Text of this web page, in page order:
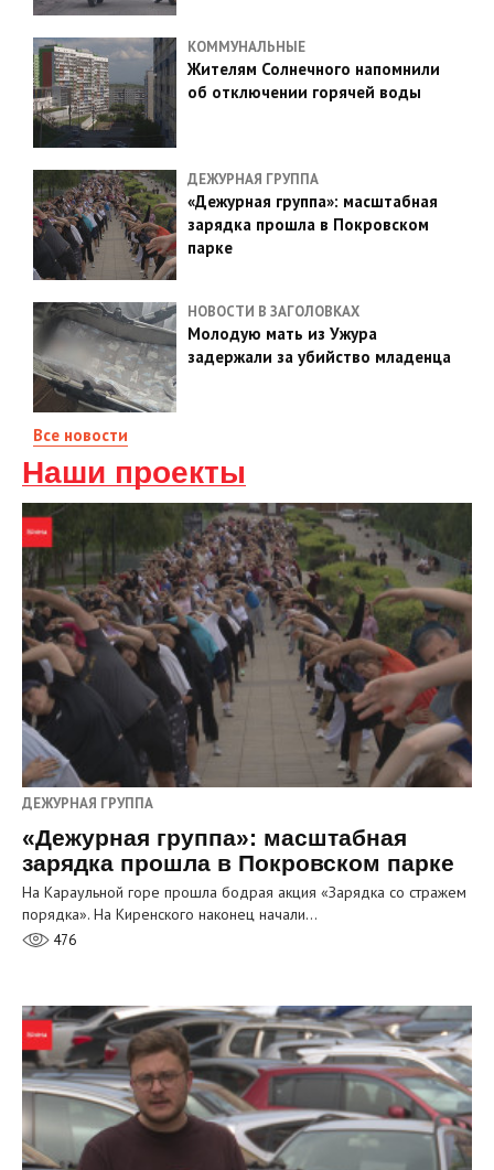
КОММУНАЛЬНЫЕ
Жителям Солнечного напомнили
об отключении горячей воды
ДЕЖУРНАЯ ГРУППА
«Дежурная группа»: масштабная
зарядка прошла в Покровском
парке
НОВОСТИ В ЗАГОЛОВКАХ
Молодую мать из Ужура
задержали за убийство младенца
Все новости
Наши проекты
ДЕЖУРНАЯ ГРУППА
«Дежурная группа»: масштабная
зарядка прошла в Покровском парке
На Караульной горе прошла бодрая акция «Зарядка со стражем
порядка». На Киренского наконец начали…
476